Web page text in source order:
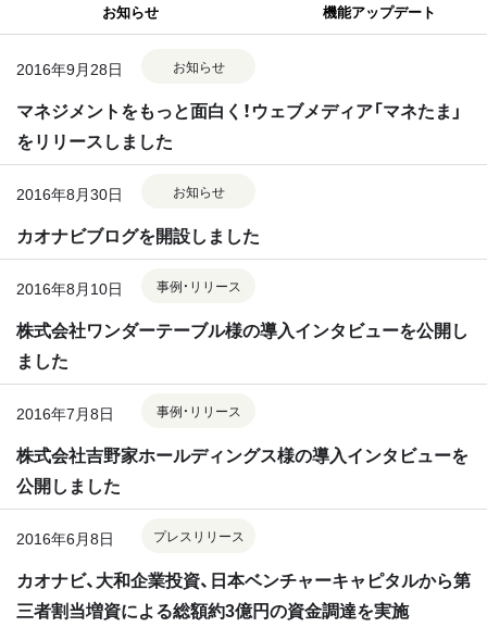
お知らせ 機能アップデート
2016年9月28日 お知らせ
マネジメントをもっと面白く！ウェブメディア「マネたま」
をリリースしました
2016年8月30日 お知らせ
カオナビブログを開設しました
2016年8月10日 事例・リリース
株式会社ワンダーテーブル様の導入インタビューを公開し
ました
2016年7月8日 事例・リリース
株式会社吉野家ホールディングス様の導入インタビューを
公開しました
2016年6月8日 プレスリリース
カオナビ、大和企業投資、日本ベンチャーキャピタルから第
三者割当増資による総額約3億円の資金調達を実施